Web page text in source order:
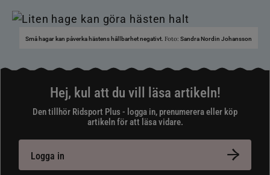
Små hagar kan påverka hästens hållbarhet negativt. Foto: Sandra Nordin Johansson
Hej, kul att du vill läsa artikeln!
Den tillhör Ridsport Plus - logga in, prenumerera eller köp
artikeln för att läsa vidare.
Logga in